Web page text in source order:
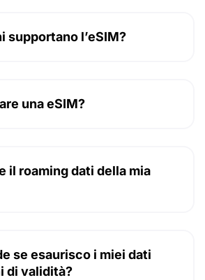
supportano l’eSIM?
una eSIM?
il roaming dati della mia
se esaurisco i miei dati
di validità?